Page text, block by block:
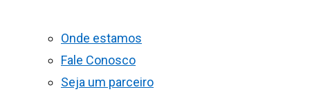
Onde estamos
Fale Conosco
Seja um parceiro